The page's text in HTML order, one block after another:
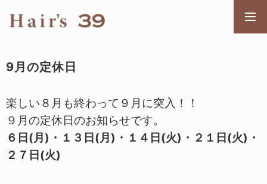
メニ
9月の定休日
楽しい８月も終わって９月に突入！！
９月の定休日のお知らせです。
６日(月)・１３日(月)・１４日(火)・２１日(火)・
２７日(火)